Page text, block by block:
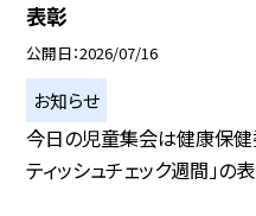
表彰
公開日 2026/07/16
お知らせ
今日の児童集会は健康保健
ティッシュチェック週間」の